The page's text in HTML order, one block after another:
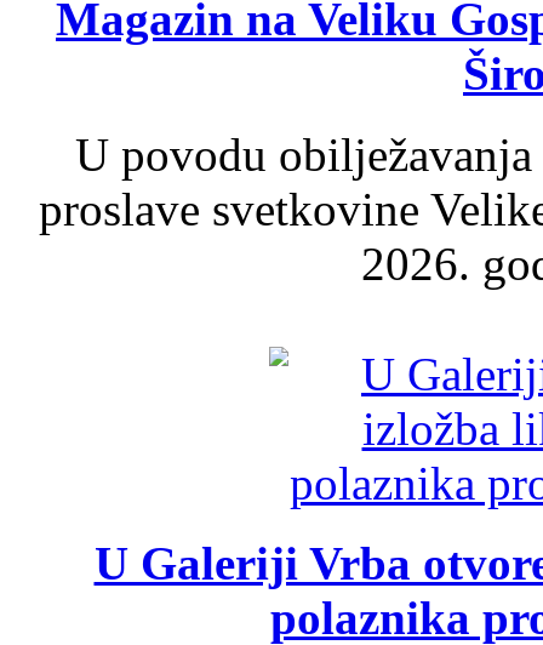
Magazin na Veliku
U povodu
proslave svetkovine
2026.
U Galeriji Vrba
polaznika